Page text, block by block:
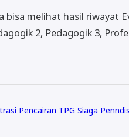
bisa melihat hasil riwayat
2, Pedagogik 3,
Pencairan TPG Siaga Penndis